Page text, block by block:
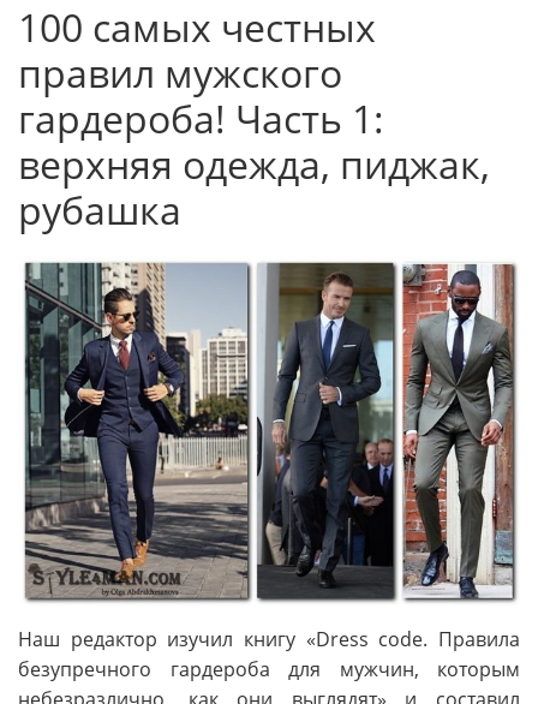
100 самых честных
правил мужского
гардероба! Часть 1:
верхняя одежда, пиджак,
рубашка
Наш редактор изучил книгу «Dress code. Правила
безупречного гардероба для мужчин, которым